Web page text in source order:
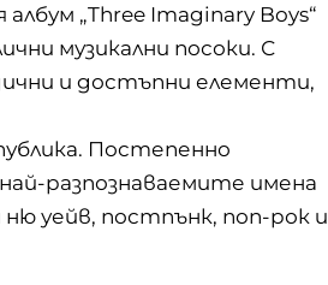
„Three Imaginary Boys“
музикални посоки. С
и достъпни елементи,
Постепенно
разпознаваемите имена
уейв, постпънк, поп-рок и